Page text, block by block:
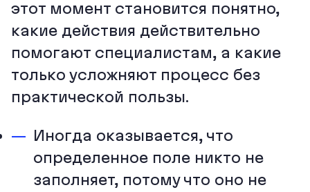
этот момент становится понятно,
какие действия действительно
помогают специалистам, а какие
только усложняют процесс без
практической пользы.
Иногда оказывается, что
определенное поле никто не
заполняет, потому что оно не